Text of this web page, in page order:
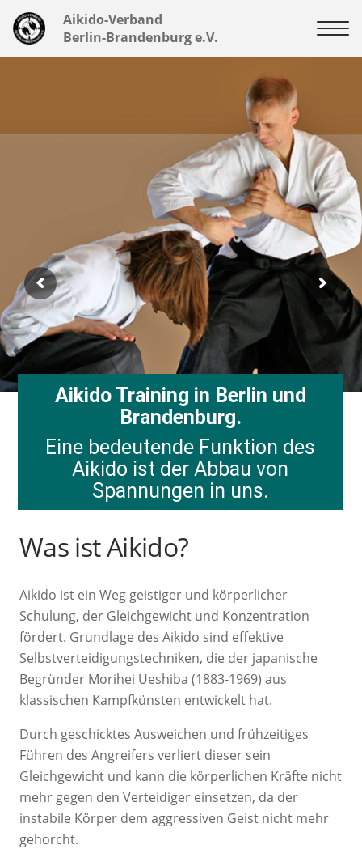
Aikido-Verband
Berlin-Brandenburg e.V.
Aikido Training in Berlin und
Brandenburg.
Eine bedeutende Funktion des
Aikido ist der Abbau von
Spannungen in uns.
Was ist Aikido?
Aikido ist ein Weg geistiger und körperlicher
Schulung, der Gleichgewicht und Konzentration
fördert. Grundlage des Aikido sind effektive
Selbstverteidigungstechniken, die der japanische
Begründer Morihei Ueshiba (1883-1969) aus
klassischen Kampfkünsten entwickelt hat.
Durch geschicktes Ausweichen und frühzeitiges
Führen des Angreifers verliert dieser sein
Gleichgewicht und kann die körperlichen Kräfte nicht
mehr gegen den Verteidiger einsetzen, da der
instabile Körper dem aggressiven Geist nicht mehr
gehorcht.